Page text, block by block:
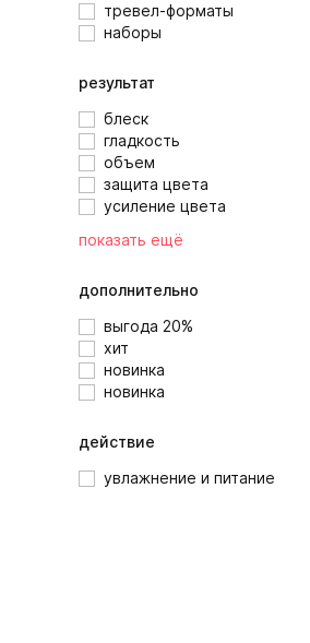
тревел-форматы
наборы
результат
блеск
гладкость
объем
защита цвета
усиление цвета
показать ещё
дополнительно
выгода 20%
хит
новинка
новинка
действие
увлажнение и питание